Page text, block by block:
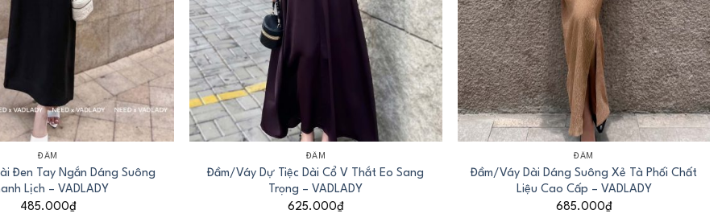
ĐẦM
Đen Tay Ngắn Dáng Suông
Lịch – VADLADY
485.000₫
+
ĐẦM
Đầm/Váy Dự Tiệc Dài Cổ V Thắt Eo Sang
Trọng – VADLADY
625.000₫
+
ĐẦM
Đầm/Váy Dài Dáng Suông Xẻ Tà Phối Chất
Liệu Cao Cấp – VADLADY
685.000₫